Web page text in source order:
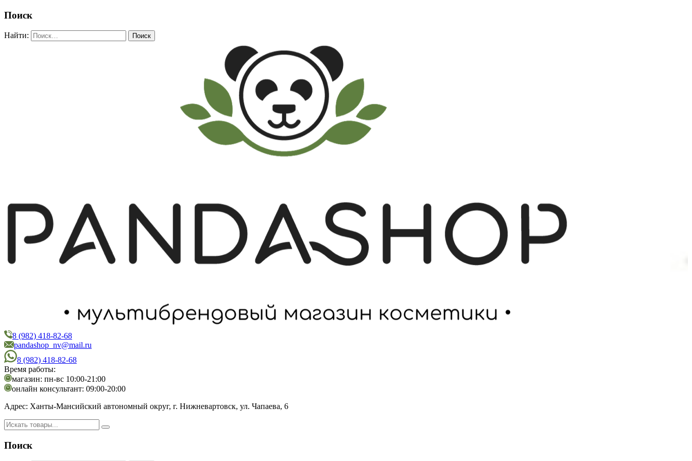
Поиск
Найти:
PandaShop
Интернет-магазин косметики
8 (982) 418-82-68
pandashop_nv@mail.ru
8 (982) 418-82-68
Время работы:
магазин: пн-вс 10:00-21:00
онлайн консультант: 09:00-20:00
Адрес: Ханты-Мансийский автономный округ, г. Нижневартовск, ул. Чапаева, 6
Поиск